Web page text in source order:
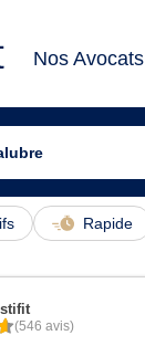
Nos Avocats
Rapide
(546 avis)